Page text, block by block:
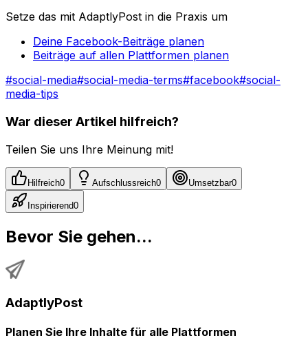
Setze das mit AdaptlyPost in die Praxis um
Deine Facebook-Beiträge planen
Beiträge auf allen Plattformen planen
#social-media#social-media-terms#facebook#social-
media-tips
War dieser Artikel hilfreich?
Teilen Sie uns Ihre Meinung mit!
Hilfreich0 Aufschlussreich0 Umsetzbar0
Inspirierend0
Bevor Sie gehen...
AdaptlyPost
Planen Sie Ihre Inhalte für alle Plattformen